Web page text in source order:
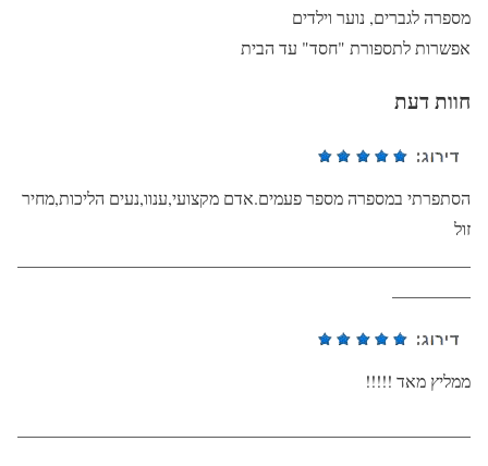
מספרה לגברים, נוער וילדים
אפשרות לתספורת "חסד" עד הבית
חוות דעת
הסתפרתי במספרה מספר פעמים.אדם מקצועי,ענוו,נעים הליכות,מחיר
זול
ממליץ מאד !!!!!